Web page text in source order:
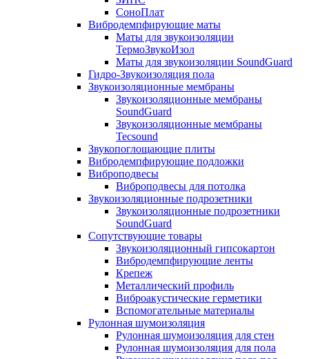
СоноПлат
Вибродемпфирующие маты
Маты для звукоизоляции
ТермоЗвукоИзол
Маты для звукоизоляции SoundGuard
Гидро-Звукоизоляция пола
Звукоизоляционные мембраны
Звукоизоляционные мембраны
SoundGuard
Звукоизоляционные мембраны
Tecsound
Звукопоглощающие плиты
Вибродемпфирующие подложки
Виброподвесы
Виброподвесы для потолка
Звукоизоляционные подрозетники
Звукоизоляционные подрозетники
SoundGuard
Сопутствующие товары
Звукоизоляционный гипсокартон
Вибродемпфирующие ленты
Крепеж
Металлический профиль
Виброакустические герметики
Вспомогательные материалы
Рулонная шумоизоляция
Рулонная шумоизоляция для стен
Рулонная шумоизоляция для пола